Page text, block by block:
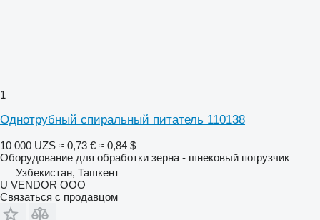
1
Однотрубный спиральный питатель 110138
10 000 UZS ≈ 0,73 € ≈ 0,84 $
Оборудование для обработки зерна - шнековый погрузчик
Узбекистан, Ташкент
U VENDOR OOO
Связаться с продавцом